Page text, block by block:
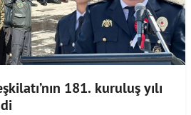
181. kuruluş yılı